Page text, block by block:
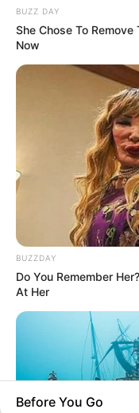
90 Tahun
BUZZ DAY
She Chose To
Now
BUZZDAY
Do You Remember
At Her
Before You Go